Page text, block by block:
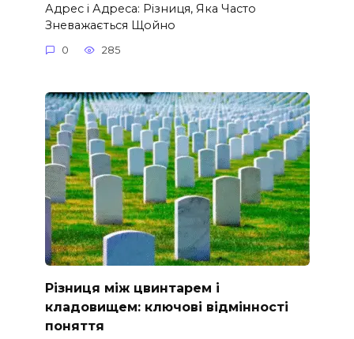
Адрес і Адреса: Різниця, Яка Часто
Зневажається Щойно
0 285
Різниця між цвинтарем і
кладовищем: ключові відмінності
поняття